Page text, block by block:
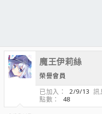
魔王伊莉絲
榮譽會員
已加入
2/9/13 訊
點數
48